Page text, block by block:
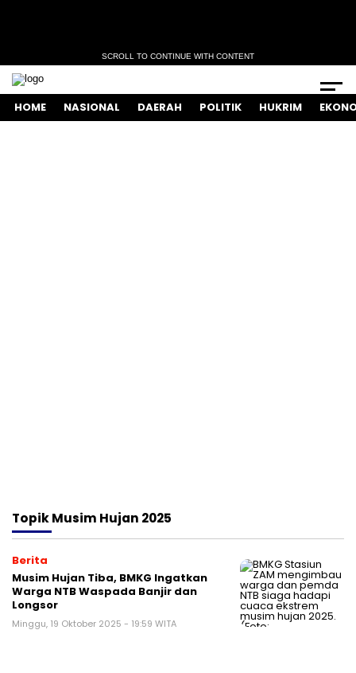
SCROLL TO CONTINUE WITH CONTENT
HOME NASIONAL DAERAH POLITIK HUKRIM
TopikMusim Hujan 2025
Berita
Musim Hujan Tiba, BMKG Ingatkan
Warga NTB Waspada Banjir dan
Longsor
Minggu, 19 Oktober 2025 - 19:59 WITA